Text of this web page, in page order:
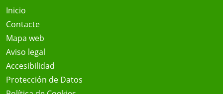
Inicio
Contacte
Mapa web
Aviso legal
Accesibilidad
Protección de Datos